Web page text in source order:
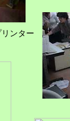
ンター